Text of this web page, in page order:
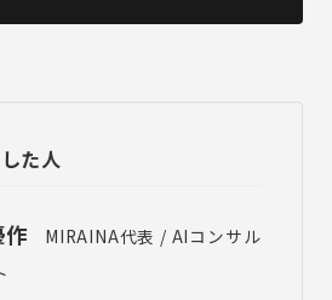
た人
MIRAINA代表 / AIコンサル